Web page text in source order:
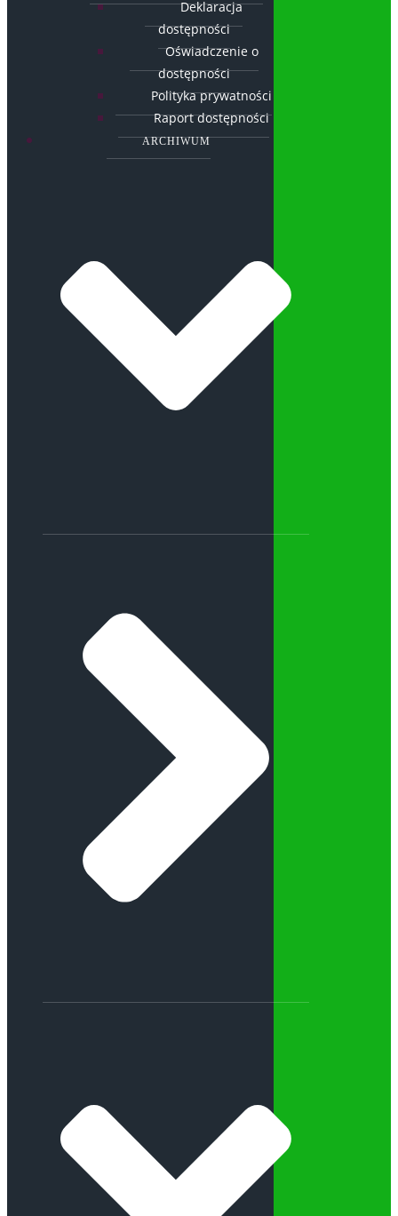
Deklaracja
dostępności
Oświadczenie o
dostępności
Polityka prywatności
Raport dostępności
ARCHIWUM